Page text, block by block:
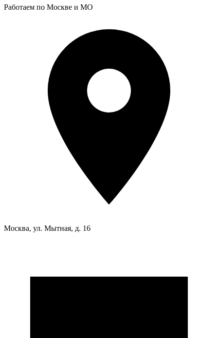
Работаем по Москве и МО
Москва, ул. Мытная, д. 16